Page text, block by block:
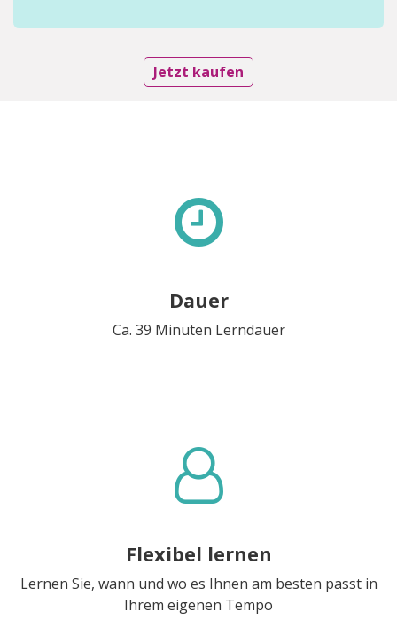
Jetzt kaufen
Dauer
Ca. 39 Minuten Lerndauer
Flexibel lernen
Lernen Sie, wann und wo es Ihnen am besten passt in
Ihrem eigenen Tempo